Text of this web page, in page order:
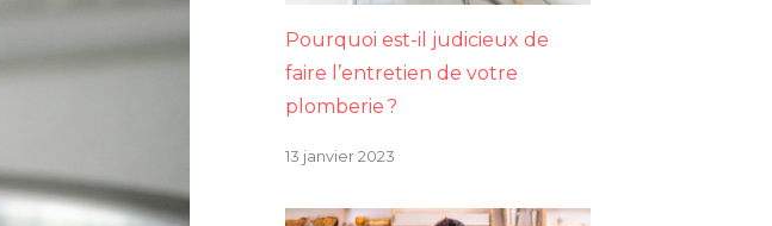
Pourquoi est-il judicieux de
faire l’entretien de votre
plomberie ?
13 janvier 2023